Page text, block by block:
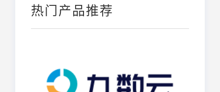
热门产品推荐